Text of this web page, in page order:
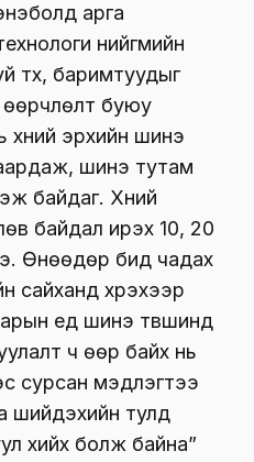
арга
нийгмийн
баримтуудыг
өөрчлөлт буюу
хүний эрхийн шинэ
шинэ тутам
байдаг. Хүний
байдал ирэх 10, 20
Өнөөдөр бид чадах
сайханд хүрэхээр
үед шинэ түвшинд
ч өөр байх нь
сурсан мэдлэгтээ
шийдэхийн тулд
хийх болж байна”